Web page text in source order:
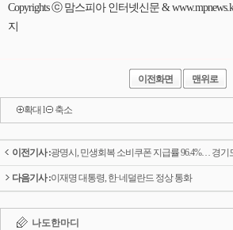
Copyrights ⓒ 맘스피아 인터넷신문 &
지
이전화면 맨위로
확대l 축소
이전기사 :광명시, 민생회복 소비쿠폰 지급률 96.4%… 경기
다음기사 :이재명 대통령, 한·네덜란드 정상 통화